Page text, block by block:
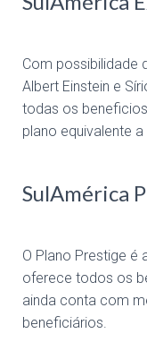
Com possibilidade
Albert Einstein e
todas os
plano equivalente
SulAmérica
O Plano Prestige é
oferece todos os
ainda conta com
beneficiários.